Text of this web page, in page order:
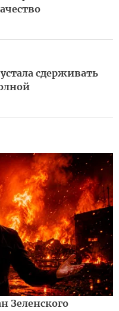
сдерживать
Зеленского